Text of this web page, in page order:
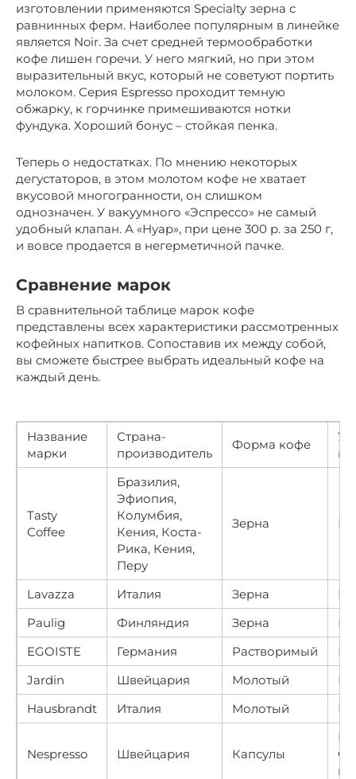
изготовлении применяются Specialty зерна с
равнинных ферм. Наиболее популярным в линейке
является Noir. За счет средней термообработки
кофе лишен горечи. У него мягкий, но при этом
выразительный вкус, который не советуют портить
молоком. Серия Espresso проходит темную
обжарку, к горчинке примешиваются нотки
фундука. Хороший бонус – стойкая пенка.
Теперь о недостатках. По мнению некоторых
дегустаторов, в этом молотом кофе не хватает
вкусовой многогранности, он слишком
однозначен. У вакуумного «Эспрессо» не самый
удобный клапан. А «Нуар», при цене 300 р. за 250 г,
и вовсе продается в негерметичной пачке.
Сравнение марок
В сравнительной таблице марок кофе
представлены всех характеристики рассмотренных
кофейных напитков. Сопоставив их между собой,
вы сможете быстрее выбрать идеальный кофе на
каждый день.
Название
марки
Страна-
производитель
Форма кофе
Tasty
Coffee
Бразилия,
Эфиопия,
Колумбия,
Кения, Коста-
Рика, Кения,
Перу
Зерна
Lavazza Италия Зерна
Paulig
Финляндия Зерна
EGOISTE
Германия Растворимый
Jardin
Швейцария Молотый
Hausbrandt
Италия Молотый
Nespresso Швейцария Капсулы